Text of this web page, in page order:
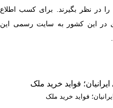
در نظر بگیرند. برای کسب اطلاع
در این کشور به سایت رسمی این
فواید خرید ملک